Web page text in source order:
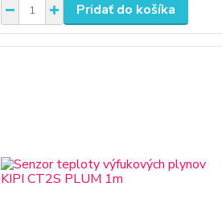
Pridať do košíka